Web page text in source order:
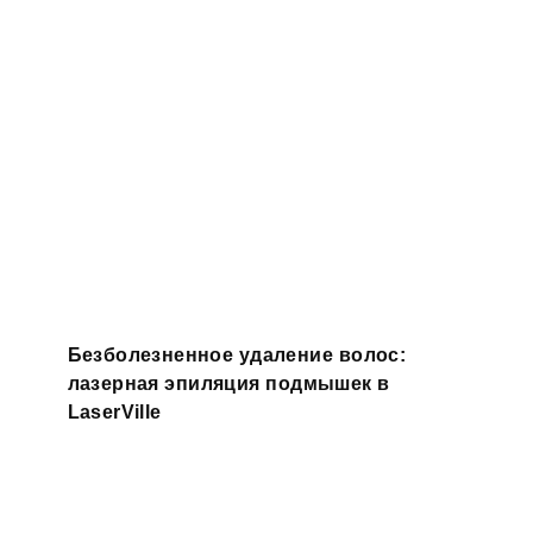
Безболезненное удаление волос:
лазерная эпиляция подмышек в
LaserVille